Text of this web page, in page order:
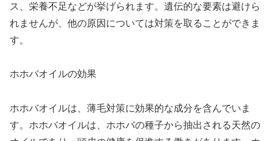
ス、栄養不足などが挙げられます。遺伝的な要素は避けら
れませんが、他の原因については対策を取ることができま
す。
ホホバオイルの効果
ホホバオイルは、薄毛対策に効果的な成分を含んでいま
す。ホホバオイルは、ホホバの種子から抽出される天然の